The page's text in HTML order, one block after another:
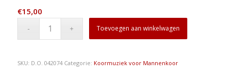
€15,00
Toevoegen aan winkelwagen
SKU: D.O. 042074 Categorie: Koormuziek voor Mannenkoor